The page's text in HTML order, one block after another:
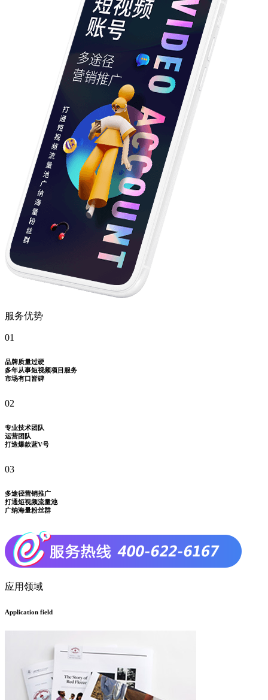
服务优势
01
品牌质量过硬
多年从事短视频项目服务
市场有口皆碑
02
专业技术团队
运营团队
打造爆款蓝V号
03
多途径营销推广
打通短视频流量池
广纳海量粉丝群
应用领域
Application field